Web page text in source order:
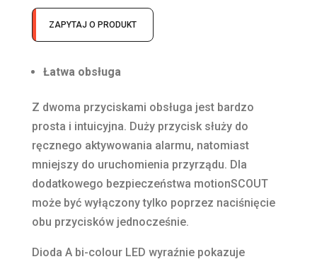
ZAPYTAJ O PRODUKT
Łatwa obsługa
Z dwoma przyciskami obsługa jest bardzo
prosta i intuicyjna. Duży przycisk służy do
ręcznego aktywowania alarmu, natomiast
mniejszy do uruchomienia przyrządu. Dla
dodatkowego bezpieczeństwa motionSCOUT
może być wyłączony tylko poprzez naciśnięcie
obu przycisków jednocześnie.
Dioda A bi-colour LED wyraźnie pokazuje